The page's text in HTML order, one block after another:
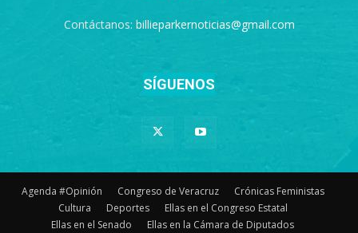
Contáctanos: billieparkernoticias@gmail.com
SÍGUENOS
Agenda #Opinión Congreso de Veracruz
Crónicas Feministas
Cultura
Deportes
Ellas en el Congreso Estatal
Ellas en el Senado
Ellas en la Cámara de Diputados